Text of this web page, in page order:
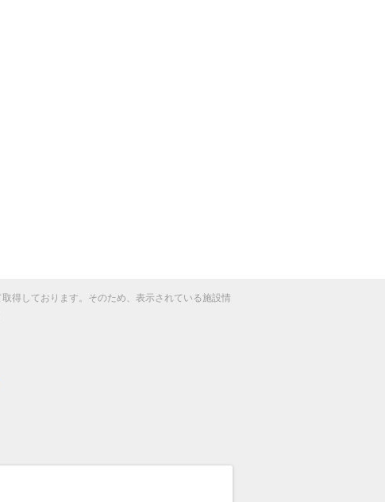
得しております。そのため、表示されている施設情